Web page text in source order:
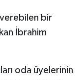
bir
İbrahim
oda üyelerinin